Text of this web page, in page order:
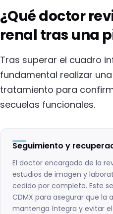
¿Qué doctor
renal tras una
Tras superar el cuadro
fundamental realizar
tratamiento para
secuelas funcionales.
Seguimiento y
El doctor encargado de la
estudios de imagen y
cedido por completo. Este
CDMX para asegurar que la
mantenga íntegra y evitar